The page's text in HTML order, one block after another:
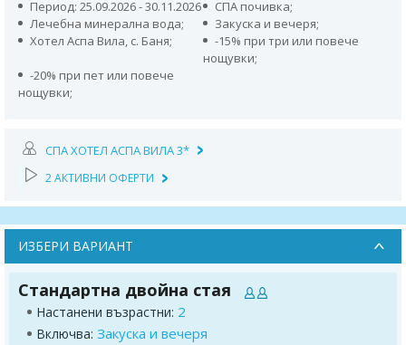
Период: 25.09.2026 - 30.11.2026
СПА почивка;
Лечебна минерална вода;
Закуска и вечеря;
Хотел Аспа Вила, с. Баня;
-15% при три или повече
нощувки;
-20% при пет или повече
нощувки;
СПА ХОТЕЛ АСПА ВИЛА 3*
2 АКТИВНИ ОФЕРТИ
ИЗБЕРИ ВАРИАНТ
Стандартна двойна стая
Настанени възрастни: 2
Включва: Закуска и вечеря